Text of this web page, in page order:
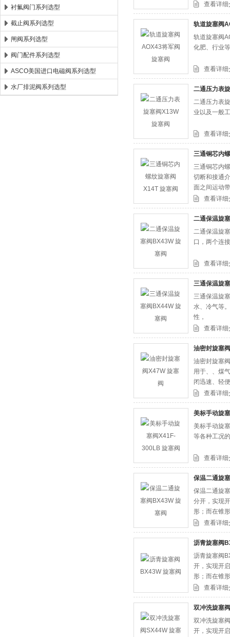
衬氟阀门系列选型
截止阀系列选型
闸阀系列选型
阀门配件系列选型
ASCO美国进口电磁阀系列选型
水厂排泥阀系列选型
查看详细
轨道旋塞阀
轨道旋塞阀
化肥、行业
查看详细
二通压力表
二通压力表
业以及一般
查看详细
三通铜芯内
三通铜芯内
切断和接通
面之间运动
阀的另一个
以
查看详细
二通保温旋
二通保温旋
口，两个连
查看详细
三通保温旋
三通保温旋
水、冷气等
性，
查看详细
油密封旋塞
油密封旋塞
用于、、煤
闭迅速、轻
不受安装方
查看详细
美标手动旋
美标手动旋
等各种工况
查看详细
保温二通旋
保温二通旋
分开，实现
形；而在锥
适于作为切
查看详细
沥青旋塞阀
沥青旋塞阀
开，实现开
形；而在锥
适于作为切
查看详细
双冲洗旋塞
双冲洗旋塞
开，实现开